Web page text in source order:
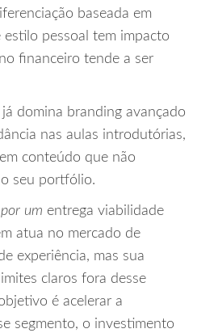
baseada em
estilo pessoal tem impacto
financeiro tende a ser
domina branding avançado
nas aulas introdutórias,
conteúdo que não
seu portfólio.
por um entrega viabilidade
atua no mercado de
experiência, mas sua
claros fora desse
é acelerar a
segmento, o investimento